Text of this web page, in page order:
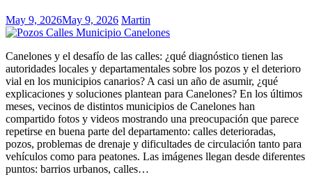
May 9, 2026May 9, 2026 Martin
Canelones y el desafío de las calles: ¿qué diagnóstico tienen las
autoridades locales y departamentales sobre los pozos y el deterioro
vial en los municipios canarios? A casi un año de asumir, ¿qué
explicaciones y soluciones plantean para Canelones? En los últimos
meses, vecinos de distintos municipios de Canelones han
compartido fotos y videos mostrando una preocupación que parece
repetirse en buena parte del departamento: calles deterioradas,
pozos, problemas de drenaje y dificultades de circulación tanto para
vehículos como para peatones. Las imágenes llegan desde diferentes
puntos: barrios urbanos, calles…